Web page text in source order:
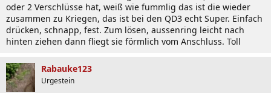
oder 2 Verschlüsse hat, weiß wie fummlig das ist die wieder
zusammen zu Kriegen, das ist bei den QD3 echt Super. Einfach
drücken, schnapp, fest. Zum lösen, aussenring leicht nach
hinten ziehen dann fliegt sie förmlich vom Anschluss. Toll
Rabauke123
Urgestein